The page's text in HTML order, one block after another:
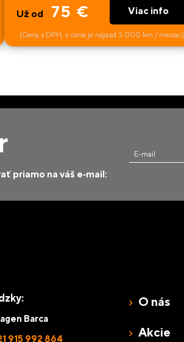
Už od 75 € Viac info
(Cena s DPH, v cene je nájazd 3.000 km / mesiac)
priamo na váš e‑mail:
E-mail
Barca
915 992 864
O nás
Akcie